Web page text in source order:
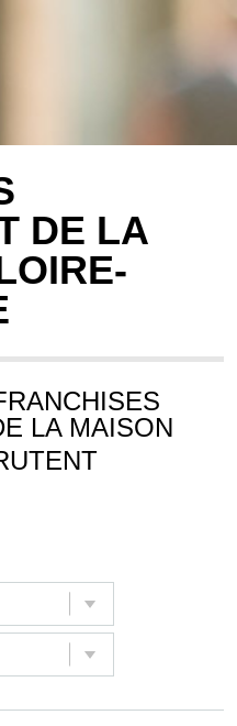
DE LA
LA MAISON